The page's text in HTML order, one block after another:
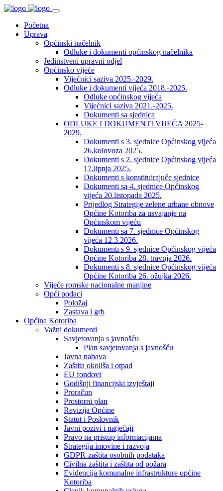
Početna
Uprava
Općinski načelnik
Odluke i dokumenti općinskog načelnika
Jedinstveni upravni odjel
Općinsko vijeće
Vijećnici saziva 2025.-2029.
Odluke i dokumenti vijeća 2018.-2025.
Odluke općinskog vijeća
Vijećnici saziva 2021.-2025.
Dokumenti sa sjednica
ODLUKE I DOKUMENTI VIJEĆA 2025-
2029.
Dokumenti s 3. sjednice Općinskog vijeća
26.kolovoza 2025.
Dokumenti s 2. sjednice Općinskog vijeća
17.lipnja 2025.
Dokumenti s konstituirajuće sjednice
Dokumenti sa 4. sjednice Općinskog
vijeća 20.listopada 2025.
Prijedlog Strategije zelene urbane obnove
Općine Kotoriba za usvajanje na
Općinskom vijeću
Dokumenti sa 7. sjednice Općinskog
vijeća 12.3.2026.
Dokumenti s 9. sjednice Općinskog vijeća
Općine Kotoriba 28. travnja 2026.
Dokumenti s 8. sjednice Općinskog vijeća
Općine Kotoriba 26. ožujka 2026.
Vijeće romske nacionalne manjine
Opći podaci
Položaj
Zastava i grb
Općina Kotoriba
Važni dokumenti
Savjetovanja s javnošću
Plan savjetovanja s javnošću
Javna nabava
Zaštita okoliša i otpad
EU fondovi
Godišnji financijski izvještaji
Proračun
Prostorni plan
Revizija Općine
Statut i Poslovnik
Javni pozivi i natječaji
Pravo na pristup informacijama
Strategija imovine i razvoja
GDPR-zaštita osobnih podataka
Civilna zaštita i zaštita od požara
Evidencija komunalne infrastrukture općine
Kotoriba